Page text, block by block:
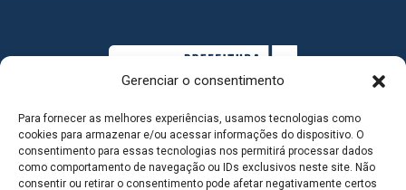
Gerenciar o consentimento
Para fornecer as melhores experiências, usamos tecnologias como
cookies para armazenar e/ou acessar informações do dispositivo. O
consentimento para essas tecnologias nos permitirá processar dados
como comportamento de navegação ou IDs exclusivos neste site. Não
consentir ou retirar o consentimento pode afetar negativamente certos